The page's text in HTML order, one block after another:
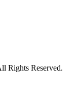
Rights Reserved.